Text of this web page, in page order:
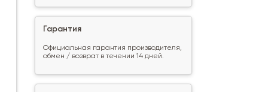
Гарантия
Официальная гарантия производителя,
обмен / возврат в течении 14 дней.